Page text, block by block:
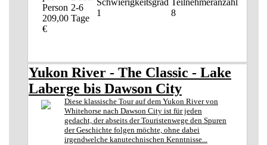
209,00
€
2-6
Tage
1 8
Yukon River - The Classic - Lake
Laberge bis Dawson City
Diese klassische Tour auf dem Yukon River von
Whitehorse nach Dawson City ist für jeden
gedacht, der abseits der Touristenwege den Spuren
der Geschichte folgen möchte, ohne dabei
irgendwelche kanutechnischen Kenntnisse...